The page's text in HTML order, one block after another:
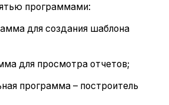
программами:
для создания шаблона
для просмотра отчетов;
программа – построитель